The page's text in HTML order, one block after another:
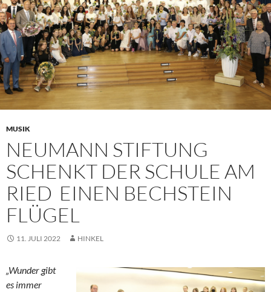
MUSIK
NEUMANN STIFTUNG
SCHENKT DER SCHULE AM
RIED EINEN BECHSTEIN
FLÜGEL
11. JULI 2022 HINKEL
„Wunder gibt
es immer